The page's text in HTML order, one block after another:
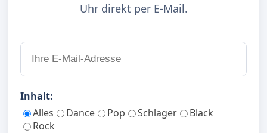
Uhr direkt per E-Mail.
Inhalt:
Alles
Dance Pop Schlager
Black
Rock